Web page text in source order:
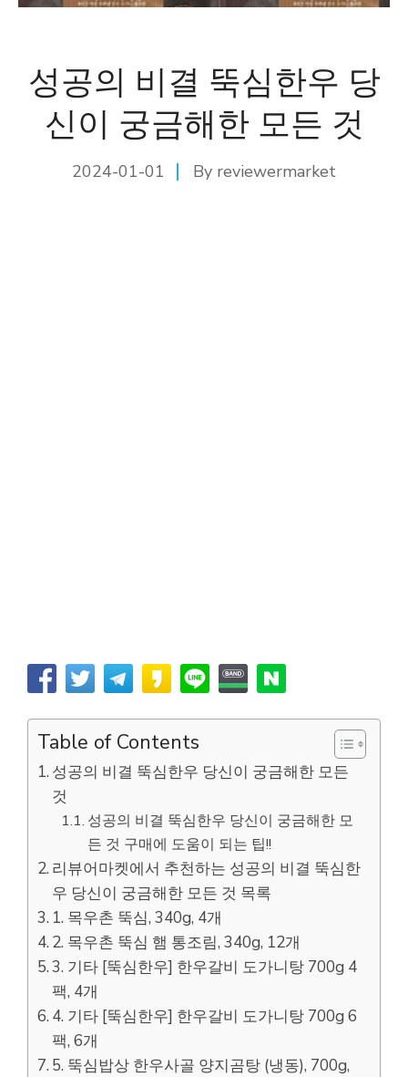
성공의 비결 뚝심한우 당
신이 궁금해한 모든 것
2024-01-01 By reviewermarket
Table of Contents
성공의 비결 뚝심한우 당신이 궁금해한 모든
것
성공의 비결 뚝심한우 당신이 궁금해한 모
든 것 구매에 도움이 되는 팁!!
리뷰어마켓에서 추천하는 성공의 비결 뚝심한
우 당신이 궁금해한 모든 것 목록
1. 목우촌 뚝심, 340g, 4개
2. 목우촌 뚝심 햄 통조림, 340g, 12개
3. 기타 [뚝심한우] 한우갈비 도가니탕 700g 4
팩, 4개
4. 기타 [뚝심한우] 한우갈비 도가니탕 700g 6
팩, 6개
5. 뚝심밥상 한우사골 양지곰탕 (냉동), 700g,